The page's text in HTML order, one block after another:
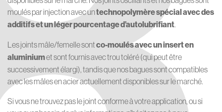
moulés par injection avec untechnopolymère spécial avec des
additifs et un léger pourcentage d’autolubrifiant.
Les joints mâle/femelle sontco-moulés avec un insert en
aluminiumet sont fournis avec trou toléré (qui peut être
successivement élargi), tandis que nos bagues sont compatibles
avec les mâles en acier actuellement disponibles sur le marché.
Si vous ne trouvez pas le joint conforme à votre application, ou si